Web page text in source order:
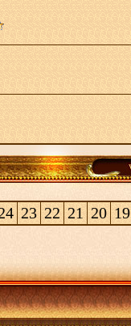
19
20
21
22
23